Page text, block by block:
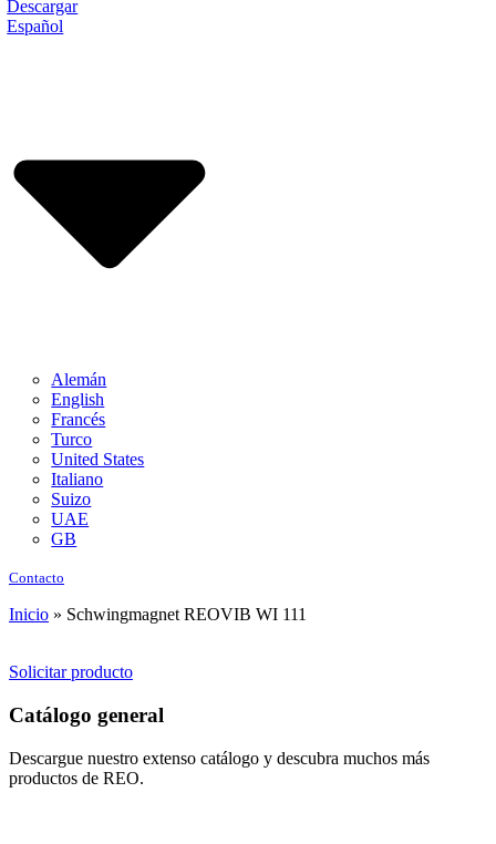
Descargar
Español
Alemán
English
Francés
Turco
United States
Italiano
Suizo
UAE
GB
Contacto
Inicio » Schwingmagnet REOVIB WI 111
Solicitar producto
Catálogo general
Descargue nuestro extenso catálogo y descubra muchos más
productos de REO.